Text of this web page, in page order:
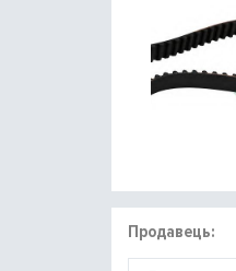
Продавець: